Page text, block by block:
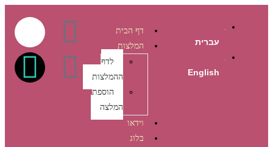
עברית
English
דף הבית
המלצות
לדף
ההמלצות
הוספת
המלצה
וידאו
בלוג